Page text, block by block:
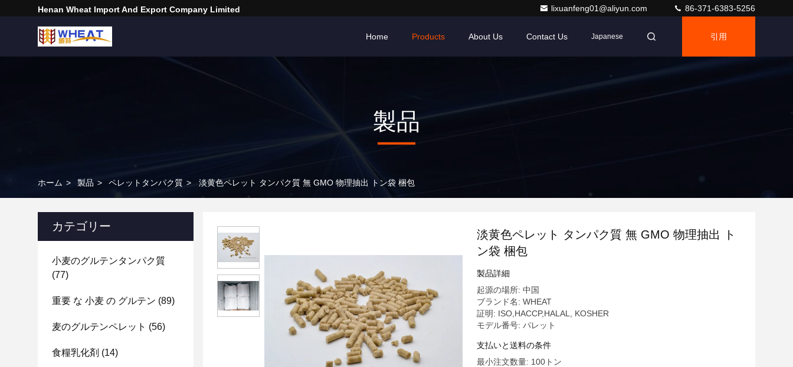
Henan Wheat Import And Export Company Limited lixuanfeng01@aliyun.com 86-371-6383-5256
Home Products About Us Contact Us Japanese 引用
製品
ホーム > 製品 > ペレットタンパク質 > 淡黄色ペレット タンパク質 無 GMO 物理抽出 トン袋 梱包
カテゴリー
小麦のグルテンタンパク質
(77)
重要 な 小麦 の グルテン (89)
麦のグルテンペレット (56)
食糧乳化剤 (14)
淡黄色ペレット タンパク質 無 GMO 物理抽出 ト
ン袋 梱包
製品詳細
起源の場所: 中国
ブランド名: WHEAT
証明: ISO,HACCP,HALAL, KOSHER
モデル番号: パレット
支払いと送料の条件
最小注文数量: 100トン